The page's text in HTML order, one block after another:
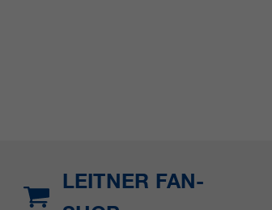
LEITNER FAN-